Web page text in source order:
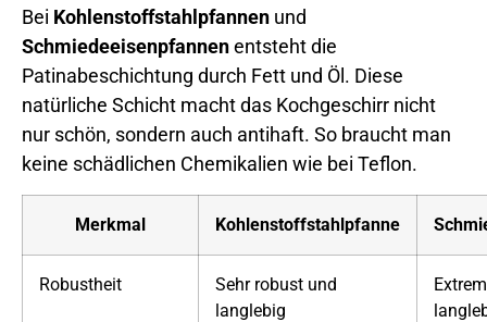
Bei Kohlenstoffstahlpfannen und
Schmiedeeisenpfannenentsteht die
Patinabeschichtung durch Fett und Öl. Diese
natürliche Schicht macht das Kochgeschirr nicht
nur schön, sondern auch antihaft. So braucht man
keine schädlichen Chemikalien wie bei Teflon.
Merkmal Kohlenstoffstahlpfanne
Robustheit
Sehr robust und
langlebig